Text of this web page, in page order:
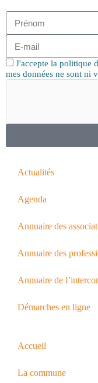
J'accepte la politique
mes données ne sont ni
Actualités
Agenda
Annuaire des
Annuaire des
Annuaire de
Démarches en ligne
Accueil
La commune